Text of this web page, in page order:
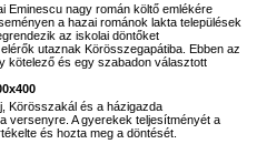
Eminescu nagy román költő emlékére
a hazai románok lakta települések
az iskolai döntőket
utaznak Körösszegapátiba. Ebben az
kötelező és egy szabadon választott
Körösszakál és a házigazda
versenyre. A gyerekek teljesítményét a
és hozta meg a döntését.